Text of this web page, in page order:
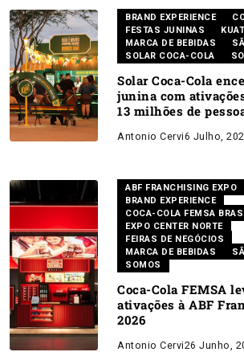
BRAND EXPERIENCE
FESTAS JUNINAS
KUAT
MARCA DE BEBIDAS
SOLAR COCA-COLA
Solar Coca-Cola
junina com
13 milhões de
Antonio Cervi6 Julho,
ABF FRANCHISING EXPO
BRAND EXPERIENCE
COCA-COLA FEMSA
EXPO CENTER NORTE
FEIRAS DE NEGÓCIOS
MARCA DE BEBIDAS
SOMOS
Coca-Cola FEMSA
ativações à ABF
2026
Antonio Cervi26 Junho,